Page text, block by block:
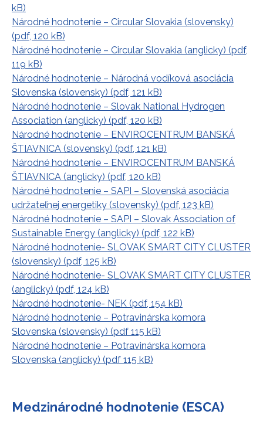
kB)
Národné hodnotenie – Circular Slovakia (slovensky)
(pdf, 120 kB)
Národné hodnotenie – Circular Slovakia (anglicky) (pdf,
119 kB)
Národné hodnotenie – Národná vodíková asociácia
Slovenska (slovensky) (pdf, 121 kB)
Národné hodnotenie – Slovak National Hydrogen
Association (anglicky) (pdf, 120 kB)
Národné hodnotenie – ENVIROCENTRUM BANSKÁ
ŠTIAVNICA (slovensky) (pdf, 121 kB)
Národné hodnotenie – ENVIROCENTRUM BANSKÁ
ŠTIAVNICA (anglicky) (pdf, 120 kB)
Národné hodnotenie – SAPI – Slovenská asociácia
udržateľnej energetiky (slovensky) (pdf, 123 kB)
Národné hodnotenie – SAPI – Slovak Association of
Sustainable Energy (anglicky) (pdf, 122 kB)
Národné hodnotenie- SLOVAK SMART CITY CLUSTER
(slovensky) (pdf, 125 kB)
Národné hodnotenie- SLOVAK SMART CITY CLUSTER
(anglicky) (pdf, 124 kB)
Národné hodnotenie- NEK (pdf, 154 kB)
Národné hodnotenie – Potravinárska komora
Slovenska (slovensky) (pdf 115 kB)
Národné hodnotenie – Potravinárska komora
Slovenska (anglicky) (pdf 115 kB)
Medzinárodné hodnotenie (ESCA)